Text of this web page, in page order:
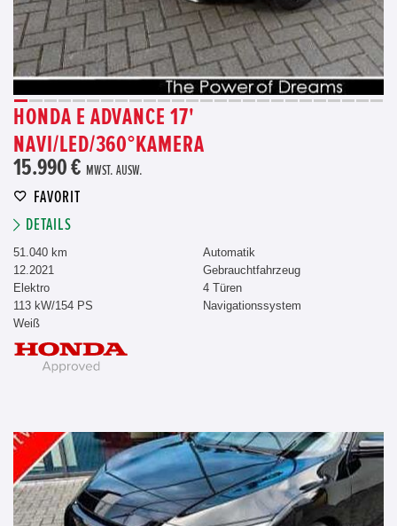
HONDA E ADVANCE 17'
NAVI/LED/360°KAMERA
15.990 € MWST. AUSW.
FAVORIT
DETAILS
51.040 km
12.2021
Elektro
113 kW/154 PS
Weiß
Automatik
Gebrauchtfahrzeug
4 Türen
Navigationssystem